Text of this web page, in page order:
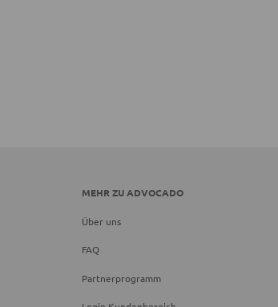
MEHR ZU ADVOCADO
Über uns
FAQ
Partnerprogramm